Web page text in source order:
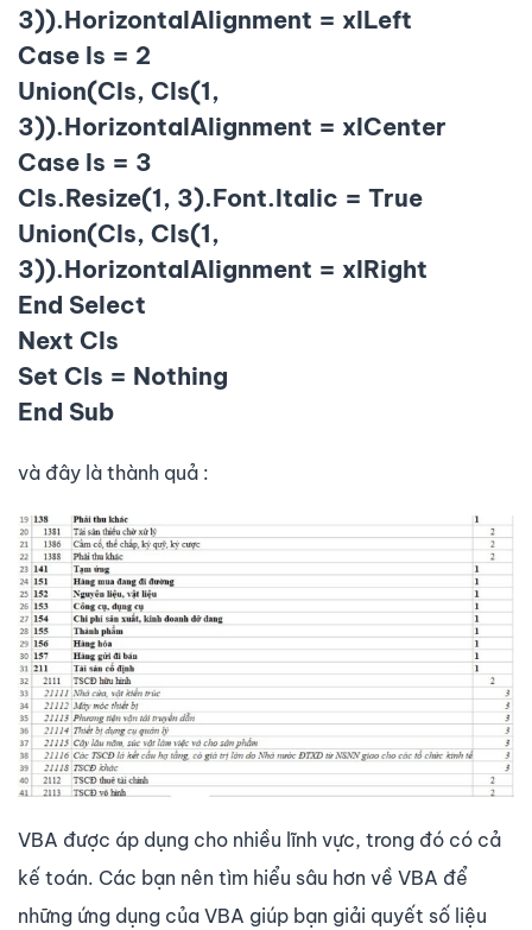
3)).HorizontalAlignment = xlLeft
Case Is = 2
Union(Cls, Cls(1,
3)).HorizontalAlignment = xlCenter
Case Is = 3
Cls.Resize(1, 3).Font.Italic = True
Union(Cls, Cls(1,
3)).HorizontalAlignment = xlRight
End Select
Next Cls
Set Cls = Nothing
End Sub
và đây là thành quả :
VBA được áp dụng cho nhiều lĩnh vực, trong đó có cả
kế toán. Các bạn nên tìm hiểu sâu hơn về VBA để
những ứng dụng của VBA giúp bạn giải quyết số liệu